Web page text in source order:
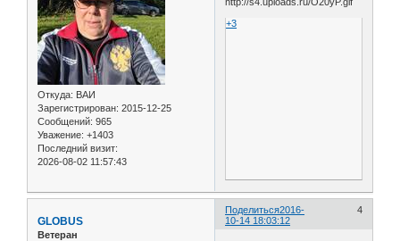
Откуда: ВАИ
Зарегистрирован: 2015-12-25
Сообщений: 965
Уважение: +1403
Последний визит:
2026-08-02 11:57:43
+3
Поделиться 4
2016-
10-14 18:03:12
GLOBUS
Ветеран